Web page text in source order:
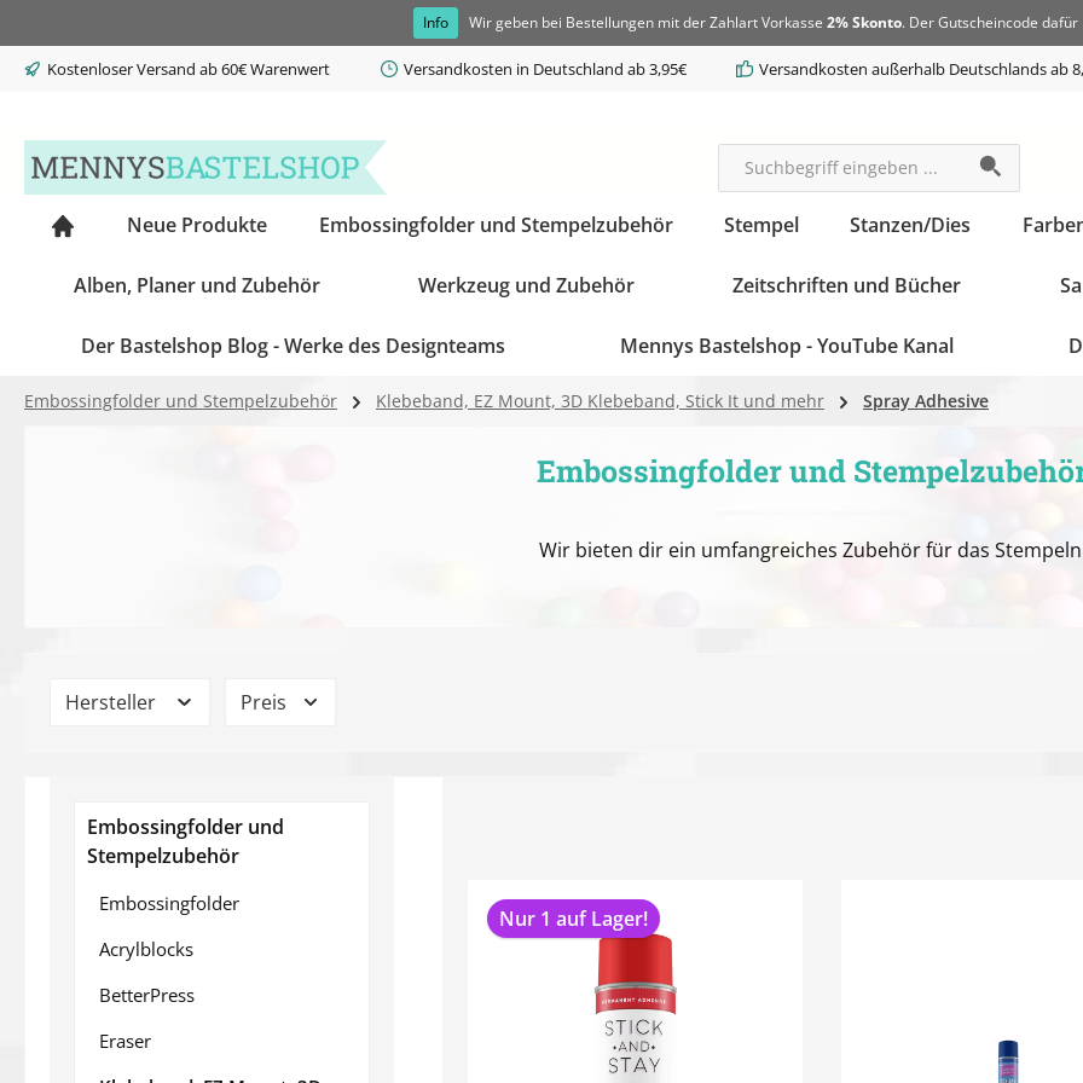
Info Wir geben bei Bestellungen mit der Zahlart Vorkasse 2% Skonto. Der Gutscheincode
Kostenloser Versand ab 60€ Warenwert Versandkosten in Deutschland ab 3,95€ Versandkosten außerhalb Deutschlands ab
Neue Produkte Embossingfolder und Stempelzubehör Stempel Stanzen/Dies
Alben, Planer und Zubehör Werkzeug und Zubehör Zeitschriften und Bücher
Der Bastelshop Blog - Werke des Designteams Mennys Bastelshop - YouTube Kanal
Embossingfolder und Stempelzubehör Klebeband, EZ Mount, 3D Klebeband, Stick It und mehr Spray Adhesive
Embossingfolder und
Wir bieten dir ein umfangreiches Zubehör für das
Hersteller Preis
Embossingfolder und
Stempelzubehör
Embossingfolder
Acrylblocks
BetterPress
Eraser
Nur 1 auf Lager!